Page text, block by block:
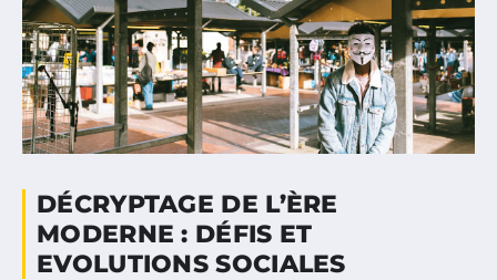
DÉCRYPTAGE DE L’ÈRE
MODERNE : DÉFIS ET
EVOLUTIONS SOCIALES